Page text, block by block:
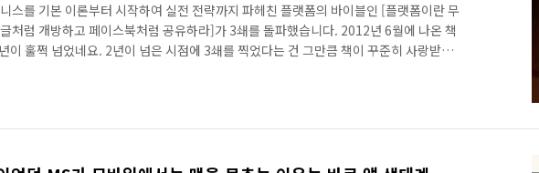
스를 기본 이론부터 시작하여 실전 전략까지 파헤친 플랫폼의 바이블인 [플랫폼이란 무
처럼 개방하고 페이스북처럼 공유하라]가 3쇄를 돌파했습니다. 2012년 6월에 나온 책
이 훌쩍 넘었네요. 2년이 넘은 시점에 3쇄를 찍었다는 건 그만큼 책이 꾸준히 사랑받고
의 책이 세상에 빛을 보게 된 셈이지요. 또한 저 혼자서 쓴 책으로는 3쇄를 처음으로 넘
우칩니다. 공저로 쓴 책으로는 [소셜커머스, 무엇이고 어떻게 활용할 것인가?], [100만